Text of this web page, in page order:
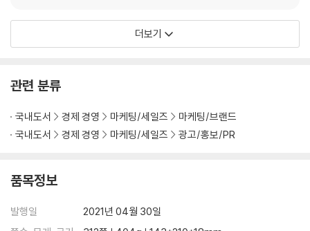
더보기
관련 분류
국내도서 경제 경영 마케팅/세일즈
마케팅/브랜드
국내도서
경제 경영 마케팅/세일즈 광고/홍보/PR
품목정보
발행일
2021년 04월 30일